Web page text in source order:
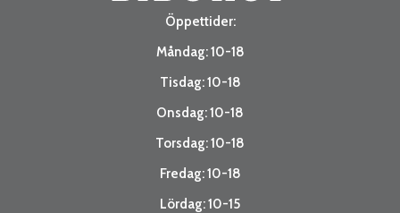
Öppettider:
Måndag: 10-18
Tisdag: 10-18
Onsdag: 10-18
Torsdag: 10-18
Fredag: 10-18
Lördag: 10-15